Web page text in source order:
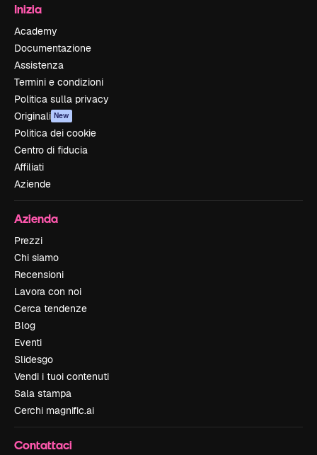
Inizia
Academy
Documentazione
Assistenza
Termini e condizioni
Politica sulla privacy
Originali New
Politica dei cookie
Centro di fiducia
Affiliati
Aziende
Azienda
Prezzi
Chi siamo
Recensioni
Lavora con noi
Cerca tendenze
Blog
Eventi
Slidesgo
Vendi i tuoi contenuti
Sala stampa
Cerchi magnific.ai
Contattaci